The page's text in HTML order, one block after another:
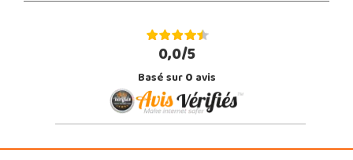
0,0/5
Basé sur0avis